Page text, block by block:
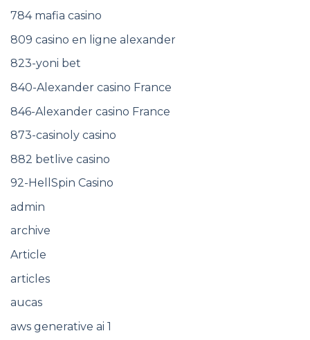
784 mafia casino
809 casino en ligne alexander
823-yoni bet
840-Alexander casino France
846-Alexander casino France
873-casinoly casino
882 betlive casino
92-HellSpin Casino
admin
archive
Article
articles
aucas
aws generative ai 1